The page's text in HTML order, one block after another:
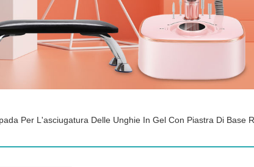
Per L'asciugatura Delle Unghie In Gel Con Piastra Di Base